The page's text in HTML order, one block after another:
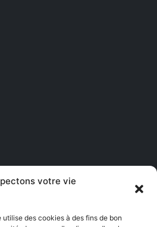
votre vie
utilise des cookies à des fins de bon